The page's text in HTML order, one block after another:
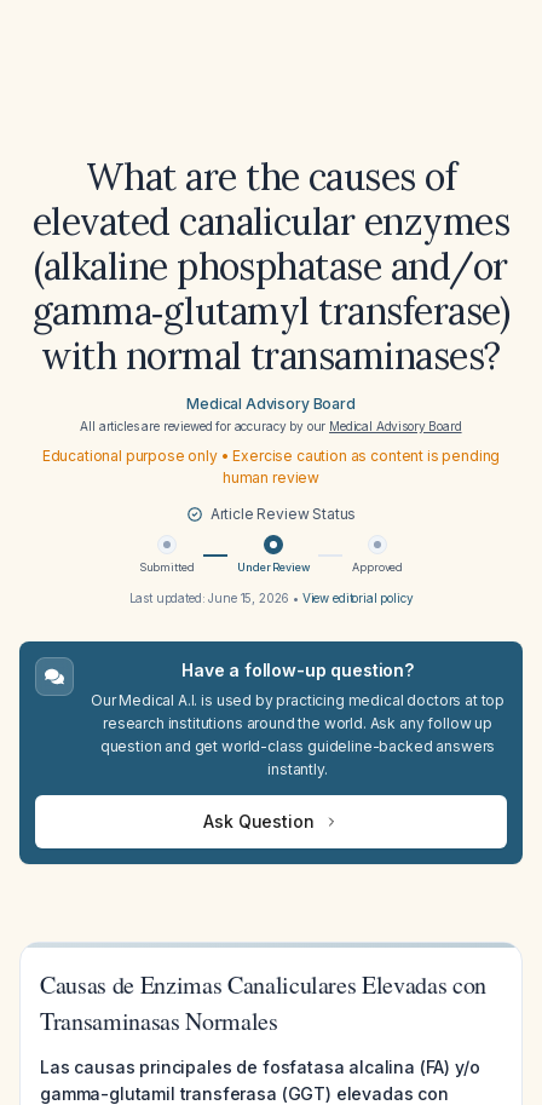
What are the causes of
elevated canalicular enzymes
(alkaline phosphatase and/or
gamma‑glutamyl transferase)
with normal transaminases?
Medical Advisory Board
All articles are reviewed for accuracy by our Medical Advisory Board
Educational purpose only • Exercise caution as content is pending
human review
Article Review Status
Submitted Under Review Approved
Last updated:June 15, 2026 • View editorial policy
Have a follow-up question?
Our Medical A.I. is used by practicing medical doctors at top
research institutions around the world. Ask any follow up
question and get world-class guideline-backed answers
instantly.
Ask Question
Causas de Enzimas Canaliculares Elevadas con
Transaminasas Normales
Las causas principales de fosfatasa alcalina (FA) y/o
gamma-glutamil transferasa (GGT) elevadas con